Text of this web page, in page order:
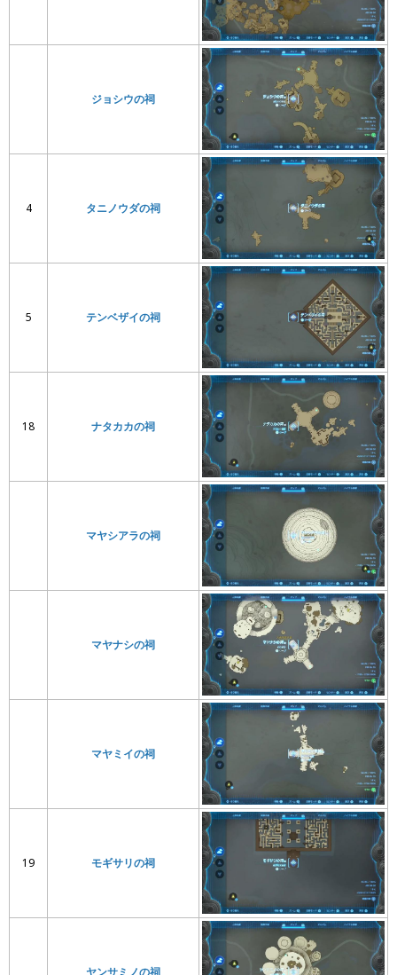
ジョシウの祠
4 タニノウダの祠
5 テンベザイの祠
18 ナタカカの祠
マヤシアラの祠
マヤナシの祠
マヤミイの祠
19 モギサリの祠
ヤンサミノの祠